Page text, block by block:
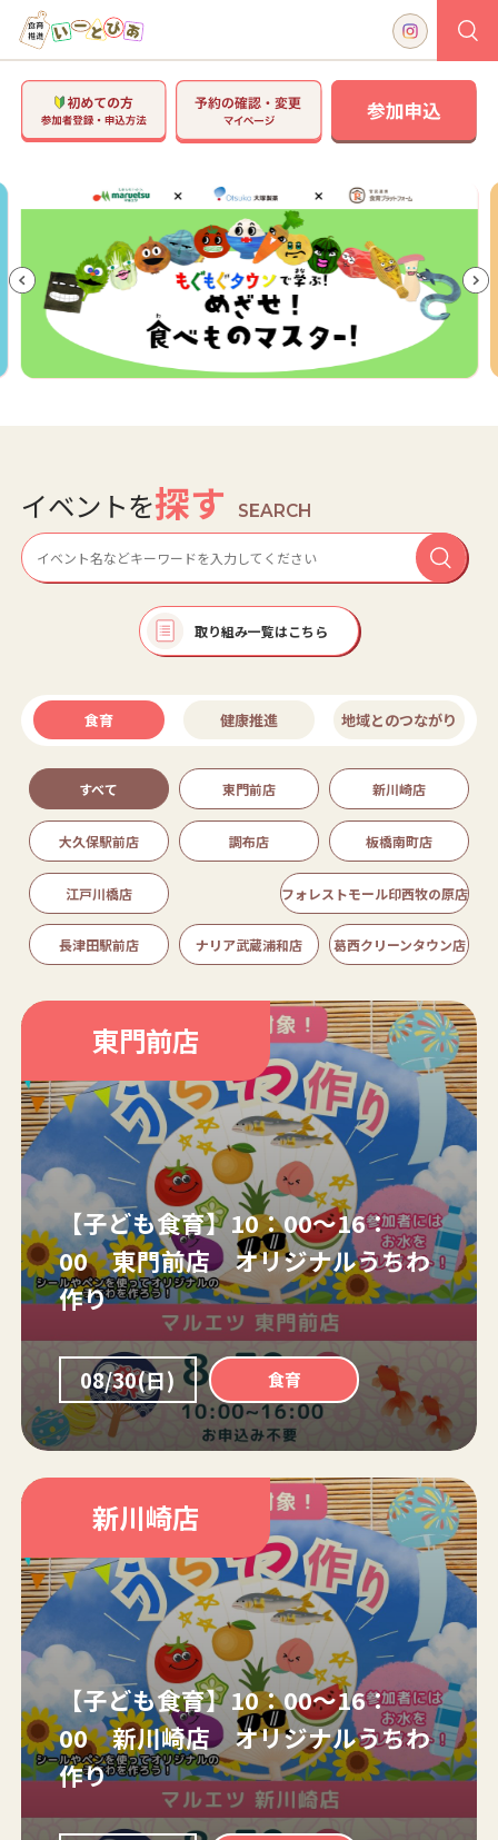
イベントを探す SEARCH
取り組み一覧はこちら
食育 健康推進 地域とのつながり
すべて 東門前店 新川崎店
大久保駅前店 調布店 板橋南町店
江戸川橋店 フォレストモール印西牧の原店
長津田駅前店 ナリア武蔵浦和店 葛西クリーンタウン店
【子ども食育】10：00～16：
00 東門前店 オリジナルうちわ
作り
08/30(日) 食育
東門前店
【子ども食育】10：00～16：
00 新川崎店 オリジナルうちわ
作り
新川崎店